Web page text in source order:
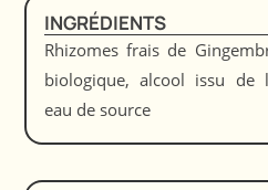
INGRÉDIENTS
Rhizomes frais de
biologique, alcool issu de
eau de source